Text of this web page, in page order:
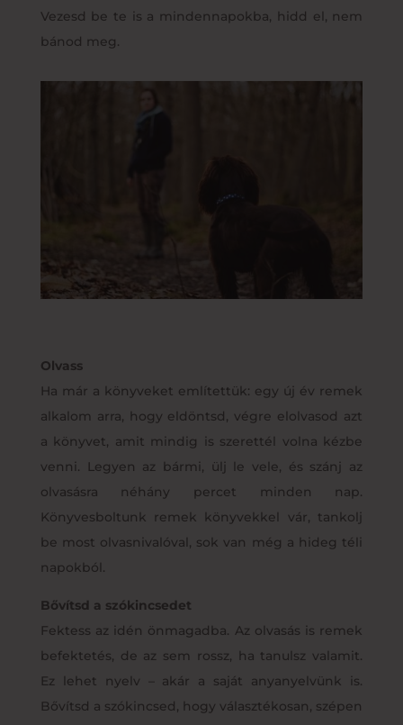
Vezesd be te is a mindennapokba, hidd el, nem
bánod meg.
Olvass
Ha már a könyveket említettük: egy új év remek
alkalom arra, hogy eldöntsd, végre elolvasod azt
a könyvet, amit mindig is szerettél volna kézbe
venni. Legyen az bármi, ülj le vele, és szánj az
olvasásra néhány percet minden nap.
Könyvesboltunk remek könyvekkel vár, tankolj
be most olvasnivalóval, sok van még a hideg téli
napokból.
Bővítsd a szókincsedet
Fektess az idén önmagadba. Az olvasás is remek
befektetés, de az sem rossz, ha tanulsz valamit.
Ez lehet nyelv – akár a saját anyanyelvünk is.
Bővítsd a szókincsed, hogy választékosan, szépen